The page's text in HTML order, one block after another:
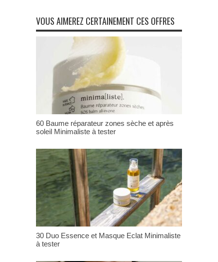
VOUS AIMEREZ CERTAINEMENT CES OFFRES
60 Baume réparateur zones sèche et après
soleil Minimaliste à tester
30 Duo Essence et Masque Eclat Minimaliste
à tester